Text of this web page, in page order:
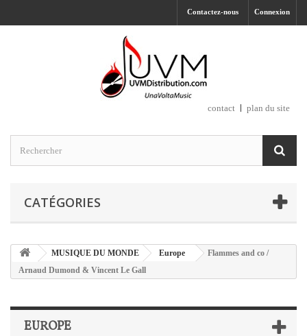
Connexion
Contactez-nous
contact plan du site
CATÉGORIES
MUSIQUE DU MONDE Europe
Flammes and co /
Arnaud Dumond & Vincent Le Gall
EUROPE